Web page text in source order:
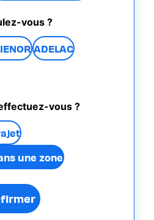
vous ?
ADELAC
vous ?
une zone